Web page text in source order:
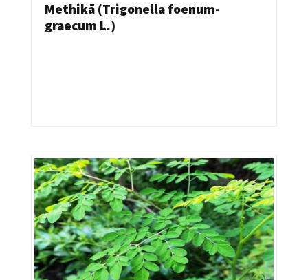
Methikā (Trigonella foenum-
graecum L.)